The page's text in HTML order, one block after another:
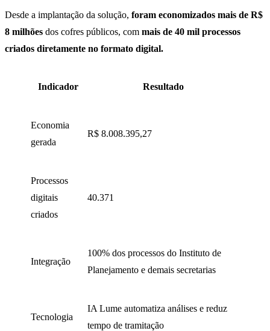
Desde a implantação da solução, foram economizados mais de R$
8 milhões dos cofres públicos, com mais de 40 mil processos
criados diretamente no formato digital.
Indicador Resultado
Economia
gerada
R$ 8.008.395,27
Processos
digitais
criados
40.371
Integração
100% dos processos do Instituto de
Planejamento e demais secretarias
Tecnologia
IA Lume automatiza análises e reduz
tempo de tramitação